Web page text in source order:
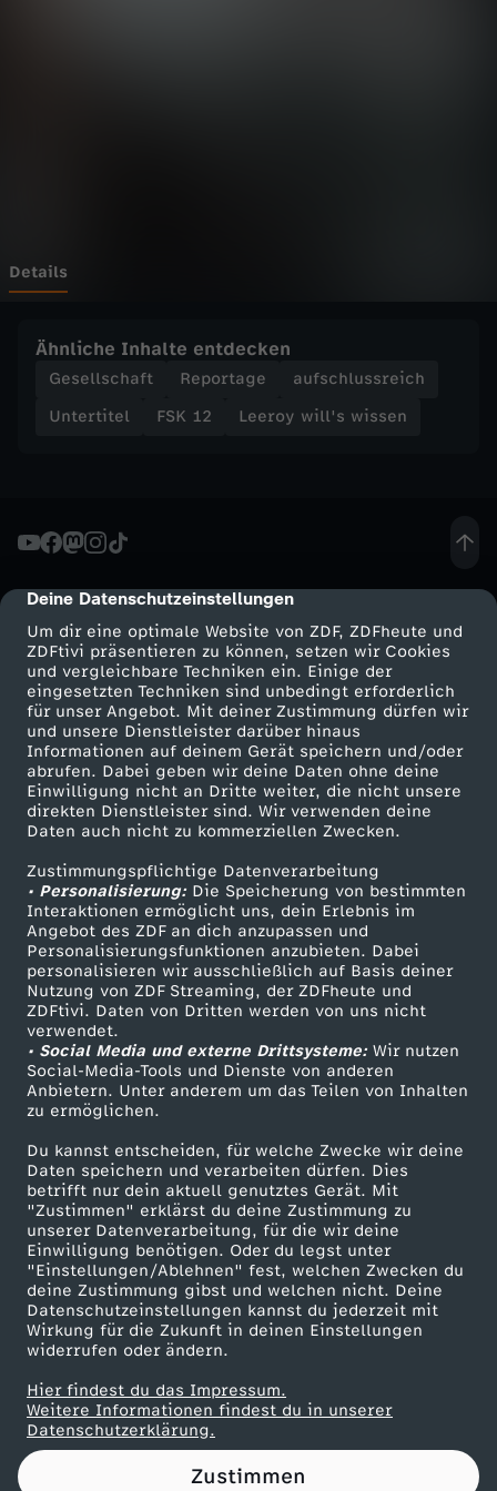
cmp-dialog-description
Deine Datenschutzeinstellungen
Um dir eine optimale Website von ZDF, ZDFheute und
ZDFtivi präsentieren zu können, setzen wir Cookies
und vergleichbare Techniken ein. Einige der
eingesetzten Techniken sind unbedingt erforderlich
für unser Angebot. Mit deiner Zustimmung dürfen wir
und unsere Dienstleister darüber hinaus
Informationen auf deinem Gerät speichern und/oder
abrufen. Dabei geben wir deine Daten ohne deine
Einwilligung nicht an Dritte weiter, die nicht unsere
direkten Dienstleister sind. Wir verwenden deine
Daten auch nicht zu kommerziellen Zwecken.
Zustimmungspflichtige Datenverarbeitung
• Personalisierung:Die Speicherung von bestimmten
Interaktionen ermöglicht uns, dein Erlebnis im
Angebot des ZDF an dich anzupassen und
Personalisierungsfunktionen anzubieten. Dabei
personalisieren wir ausschließlich auf Basis deiner
Nutzung von ZDF Streaming, der ZDFheute und
ZDFtivi. Daten von Dritten werden von uns nicht
verwendet.
• Social Media und externe Drittsysteme:Wir nutzen
Social-Media-Tools und Dienste von anderen
Anbietern. Unter anderem um das Teilen von Inhalten
zu ermöglichen.
Du kannst entscheiden, für welche Zwecke wir deine
Daten speichern und verarbeiten dürfen. Dies
betrifft nur dein aktuell genutztes Gerät. Mit
"Zustimmen" erklärst du deine Zustimmung zu
unserer Datenverarbeitung, für die wir deine
Einwilligung benötigen. Oder du legst unter
"Einstellungen/Ablehnen" fest, welchen Zwecken du
deine Zustimmung gibst und welchen nicht. Deine
Datenschutzeinstellungen kannst du jederzeit mit
Wirkung für die Zukunft in deinen Einstellungen
widerrufen oder ändern.
Hier findest du das Impressum.
Weitere Informationen findest du in unserer
Datenschutzerklärung.
Zustimmen
w
s
n
-
W
i
e
i
s
t
d
a
s
A
U
F
D
E
R
F
Details
Ähnliche Inhalte entdecken
Gesellschaft Reportage
aufschlussreich
Untertitel
FSK 12 Leeroy will's wissen
Mehr ZDF
ZDF-Apps
Smart TV
ZDFtext
Livestreams
Sendungen A-Z
TV-Programm
Service
ZDFmitreden
Kontakt zum ZDF
Tickets
Zuschauerservice
Hilfe
ZDF Unternehmen
Karriere
ZDF goes Schule
Werbefernsehen
Mainzelmännchen
Partner